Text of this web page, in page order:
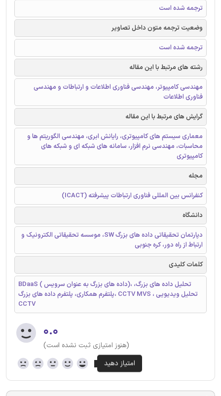
ترجمه شده است
وضعیت ترجمه متون داخل تصاویر
ترجمه شده است
رشته های مرتبط با این مقاله
مهندسی کامپیوتر، مهندسی فناوری اطلاعات و ارتباطات و مهندسی
فناوری اطلاعات
گرایش های مرتبط با این مقاله
معماری سیستم های کامپیوتری، رایانش ابری، مهندسی الگوریتم ها و
محاسبات، مهندسی نرم افزار، سامانه های شبکه ای و شبکه های
کامپیوتری
مجله
کنفرانس بین المللی فناوری ارتباطات پیشرفته (ICACT)
دانشگاه
دپارتمان تحقیقاتی داده های بزرگ SW، موسسه تحقیقاتی الکترونیک و
ارتباط از راه دور، کره جنوبی
کلمات کلیدی
BDaaS ( داده های بزرگ به عنوان سرویس)، تحلیل داده های بزرگ،
پلتفرم همکاری، پلتفرم داده های بزرگ، CCTV MVS ، تحلیل ویدیویی
CCTV
۰.۰
(هنوز امتیازی ثبت نشده است)